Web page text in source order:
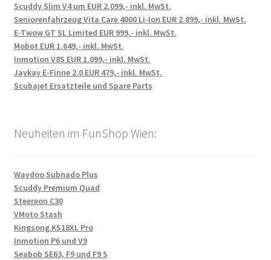
Scuddy Slim V4 um EUR 2.099,- inkl. MwSt.
Seniorenfahrzeug Vita Care 4000 Li-Ion EUR 2.899,- inkl. MwSt.
E-Twow GT SL Limited EUR 999,- inkl. MwSt.
Mobot EUR 1.649,- inkl. MwSt.
Inmotion V8S EUR 1.099,- inkl. MwSt.
Jaykay E-Finne 2.0 EUR 479,- inkl. MwSt.
Scubajet Ersatzteile und Spare Parts
Neuheiten im FunShop Wien:
Waydoo Subnado Plus
Scuddy Premium Quad
Steereon C30
VMoto Stash
Kingsong KS18XL Pro
Inmotion P6 und V9
Seabob SE63, F9 und F9 S